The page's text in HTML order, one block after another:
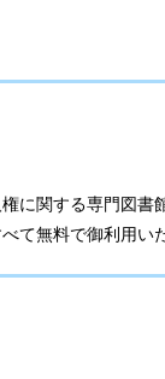
関する専門図書
て無料で御利用い